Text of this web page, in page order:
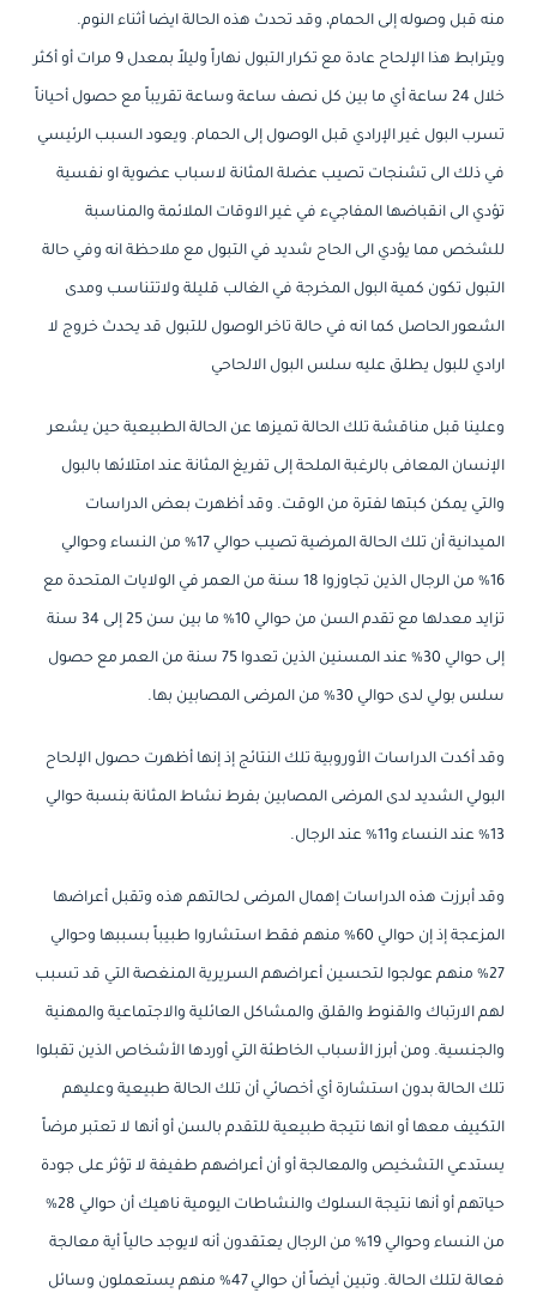
منه قبل وصوله إلى الحمام، وقد تحدث هذه الحالة ايضا أثناء النوم.
ويترابط هذا الإلحاح عادة مع تكرار التبول نهاراً وليلاً بمعدل 9 مرات أو أكثر
خلال 24 ساعة أي ما بين كل نصف ساعة وساعة تقريباً مع حصول أحياناً
تسرب البول غير الإرادي قبل الوصول إلى الحمام. ويعود السبب الرئيسي
في ذلك الى تشنجات تصيب عضلة المثانة لاسباب عضوية او نفسية
تؤدي الى انقباضها المفاجيء في غير الاوقات الملائمة والمناسبة
للشخص مما يؤدي الى الحاح شديد في التبول مع ملاحظة انه وفي حالة
التبول تكون كمية البول المخرجة في الغالب قليلة ولاتتناسب ومدى
الشعور الحاصل كما انه في حالة تاخر الوصول للتبول قد يحدث خروج لا
ارادي للبول يطلق عليه سلس البول الالحاحي
وعلينا قبل مناقشة تلك الحالة تميزها عن الحالة الطبيعية حين يشعر
الإنسان المعافى بالرغبة الملحة إلى تفريغ المثانة عند امتلائها بالبول
والتي يمكن كبتها لفترة من الوقت. وقد أظهرت بعض الدراسات
الميدانية أن تلك الحالة المرضية تصيب حوالي 17% من النساء وحوالي
16% من الرجال الذين تجاوزوا 18 سنة من العمر في الولايات المتحدة مع
تزايد معدلها مع تقدم السن من حوالي 10% ما بين سن 25 إلى 34 سنة
إلى حوالي 30% عند المسنين الذين تعدوا 75 سنة من العمر مع حصول
سلس بولي لدى حوالي 30% من المرضى المصابين بها.
وقد أكدت الدراسات الأوروبية تلك النتائج إذ إنها أظهرت حصول الإلحاح
البولي الشديد لدى المرضى المصابين بفرط نشاط المثانة بنسبة حوالي
13% عند النساء و11% عند الرجال.
وقد أبرزت هذه الدراسات إهمال المرضى لحالتهم هذه وتقبل أعراضها
المزعجة إذ إن حوالي 60% منهم فقط استشاروا طبيباً بسببها وحوالي
27% منهم عولجوا لتحسين أعراضهم السريرية المنغصة التي قد تسبب
لهم الارتباك والقنوط والقلق والمشاكل العائلية والاجتماعية والمهنية
والجنسية. ومن أبرز الأسباب الخاطئة التي أوردها الأشخاص الذين تقبلوا
تلك الحالة بدون استشارة أي أخصائي أن تلك الحالة طبيعية وعليهم
التكييف معها أو انها نتيجة طبيعية للتقدم بالسن أو أنها لا تعتبر مرضاً
يستدعي التشخيص والمعالجة أو أن أعراضهم طفيفة لا تؤثر على جودة
حياتهم أو أنها نتيجة السلوك والنشاطات اليومية ناهيك أن حوالي 28%
من النساء وحوالي 19% من الرجال يعتقدون أنه لايوجد حالياً أية معالجة
فعالة لتلك الحالة. وتبين أيضاً أن حوالي 47% منهم يستعملون وسائل